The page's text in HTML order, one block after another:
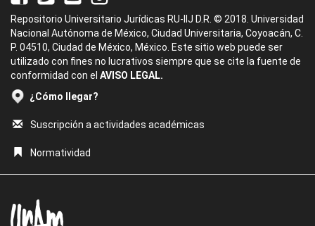
Repositorio Universitario Jurídicas RU-IIJ D.R. © 2018. Universidad
Nacional Autónoma de México, Ciudad Universitaria, Coyoacán, C.
P. 04510, Ciudad de México, México. Este sitio web puede ser
utilizado con fines no lucrativos siempre que se cite la fuente de
conformidad con el AVISO LEGAL.
¿Cómo llegar?
Suscripción a actividades académicas
Normatividad